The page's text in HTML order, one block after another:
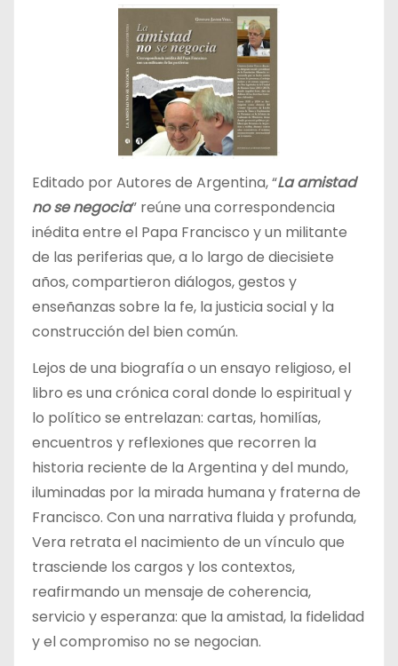
Editado por Autores de Argentina, “La amistad
no se negocia” reúne una correspondencia
inédita entre el Papa Francisco y un militante
de las periferias que, a lo largo de diecisiete
años, compartieron diálogos, gestos y
enseñanzas sobre la fe, la justicia social y la
construcción del bien común.
Lejos de una biografía o un ensayo religioso, el
libro es una crónica coral donde lo espiritual y
lo político se entrelazan: cartas, homilías,
encuentros y reflexiones que recorren la
historia reciente de la Argentina y del mundo,
iluminadas por la mirada humana y fraterna de
Francisco. Con una narrativa fluida y profunda,
Vera retrata el nacimiento de un vínculo que
trasciende los cargos y los contextos,
reafirmando un mensaje de coherencia,
servicio y esperanza: que la amistad, la fidelidad
y el compromiso no se negocian.